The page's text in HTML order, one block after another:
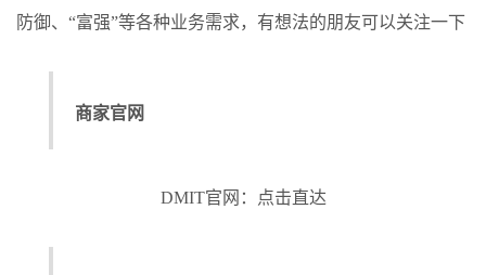
防御、“富强”等各种业务需求，有想法的朋友可以关注一下
商家官网
DMIT官网：点击直达